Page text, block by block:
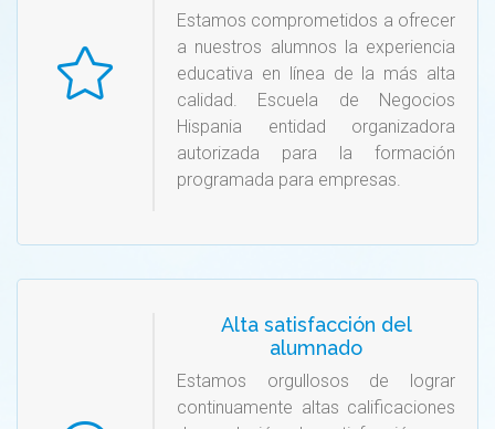
Estamos comprometidos a ofrecer
a nuestros alumnos la experiencia
educativa en línea de la más alta
calidad. Escuela de Negocios
Hispania entidad organizadora
autorizada para la formación
programada para empresas.
Alta satisfacción del
alumnado
Estamos orgullosos de lograr
continuamente altas calificaciones